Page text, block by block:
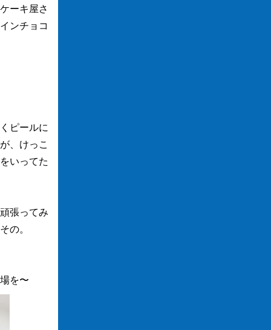
ーキ屋さ
ンチョコ
ピールに
、けっこ
いってた
張ってみ
の。
を〜